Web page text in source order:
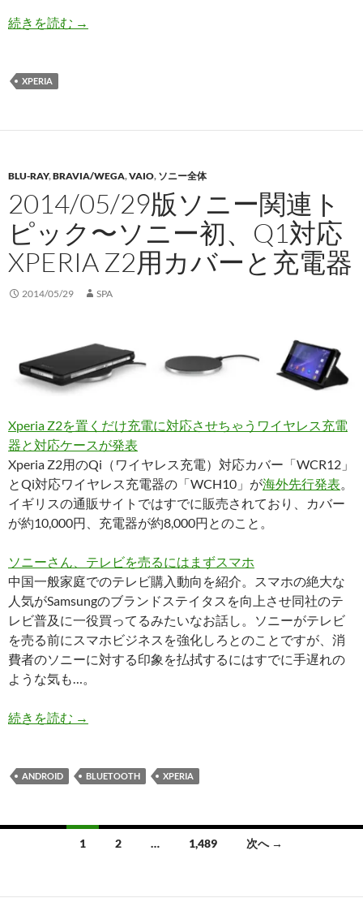
続きを読む ミヤビックス、卓上ホルダも使えるXperia Z2
→
XPERIA
BLU-RAY,BRAVIA/WEGA,VAIO, ソニー全体
2014/05/29版ソニー関連ト
ピック〜ソニー初、Q1対応
XPERIA Z2用カバーと充電器
2014/05/29 SPA
Xperia Z2を置くだけ充電に対応させちゃうワイヤレス充電
器と対応ケースが発表
Xperia Z2用のQi（ワイヤレス充電）対応カバー「WCR12」
とQi対応ワイヤレス充電器の「WCH10」が海外先行発表。
イギリスの通販サイトではすでに販売されており、カバー
が約10,000円、充電器が約8,000円とのこと。
ソニーさん、テレビを売るにはまずスマホ
中国一般家庭でのテレビ購入動向を紹介。スマホの絶大な
人気がSamsungのブランドステイタスを向上させ同社のテ
レビ普及に一役買ってるみたいなお話し。ソニーがテレビ
を売る前にスマホビジネスを強化しろとのことですが、消
費者のソニーに対する印象を払拭するにはすでに手遅れの
ような気も…。
続きを読む 2014/05/29版ソニー関連トピック〜ソニー初、
→
ANDROID BLUETOOTH XPERIA
1 2 … 1,489 次へ →